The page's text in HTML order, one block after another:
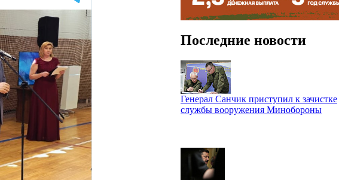
Последние новости
Генерал Санчик приступил к зачистке
службы вооружения Минобороны